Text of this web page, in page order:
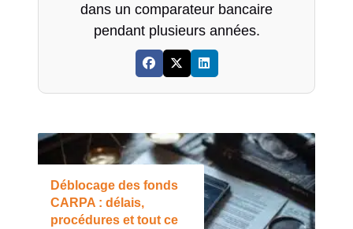
dans un comparateur bancaire
pendant plusieurs années.
Déblocage des fonds
CARPA : délais,
procédures et tout ce